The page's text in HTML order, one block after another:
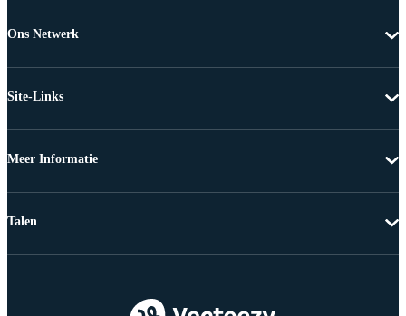
Ons Netwerk
Site-Links
Meer Informatie
Talen